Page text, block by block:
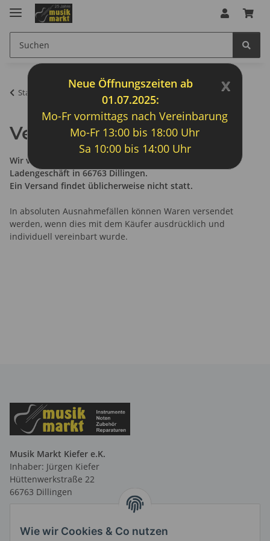
Wie wir Cookies & Co nutzen
Startseite
Versandinformationen
Wir verkaufen unsere Produkte nur in unserem
Ladengeschäft in 66763 Dillingen.
Ein Versand findet üblicherweise nicht statt.
In absoluten Ausnahmefällen können Waren versendet
werden, wenn dies mit dem Käufer ausdrücklich und
individuell vereinbart wurde.
Musik Markt Kiefer e.K.
Inhaber: Jürgen Kiefer
Hüttenwerkstraße 22
66763 Dillingen
Telefax: 06831 9 66 58 41
x
Neue Öffnungszeiten ab
01.07.2025:
Mo-Fr vormittags nach Vereinbarung
Mo-Fr 13:00 bis 18:00 Uhr
Sa 10:00 bis 14:00 Uhr